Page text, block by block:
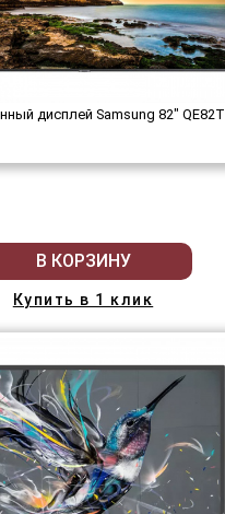
дисплей Samsung 82" QE82T
В КОРЗИНУ
Купить в 1 клик